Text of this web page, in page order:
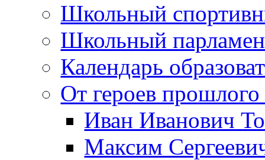
Школьный
Школьный
Календарь
От героев
Иван Иванович
Максим